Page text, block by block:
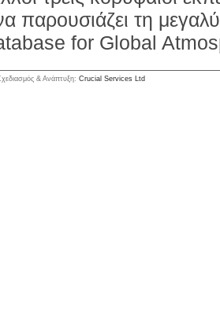
παρουσιάζει τη
for Global
& Ανάπτυξη: Crucial Services Ltd